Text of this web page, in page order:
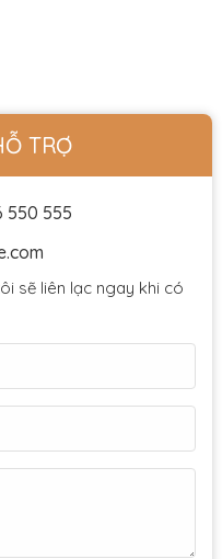
TRỢ
550 555
sẽ liên lạc ngay khi có